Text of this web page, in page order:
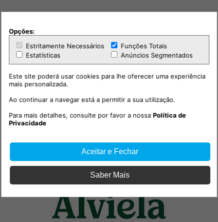
PUB
Opções:
Estritamente Necessários
Funções Totais
Estatísticas
Anúncios Segmentados
Este site poderá usar cookies para lhe oferecer uma experiência
mais personalizada.
Ao continuar a navegar está a permitir a sua utilização.
Para mais detalhes, consulte por favor a nossaPolítica de
Privacidade
Aceitar e Fechar
Saber Mais